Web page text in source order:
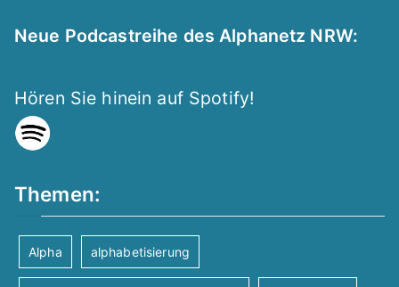
Neue Podcastreihe des Alphanetz NRW:
Hören Sie hinein auf Spotify!
Themen:
Alpha alphabetisierung